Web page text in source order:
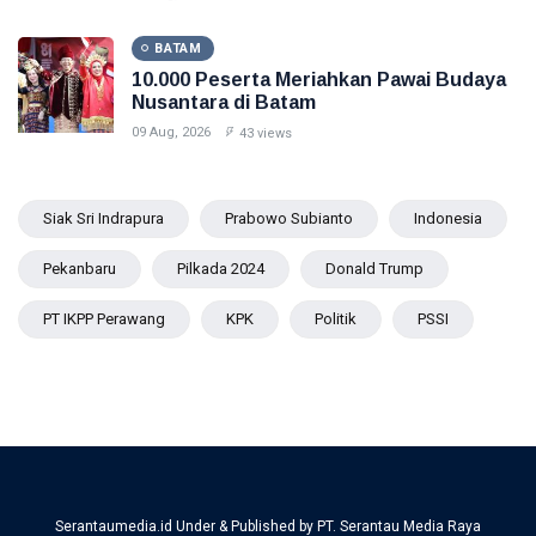
BATAM
10.000 Peserta Meriahkan Pawai Budaya
Nusantara di Batam
09 Aug, 2026 43 views
Siak Sri Indrapura Prabowo Subianto Indonesia
Pekanbaru Pilkada 2024 Donald Trump
PT IKPP Perawang KPK Politik PSSI
Serantaumedia.id Under & Published by PT. Serantau Media Raya